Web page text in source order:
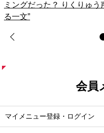
ミングだった？ りくりゅう
る一文”
会員
マイメニュー登録・ログイン